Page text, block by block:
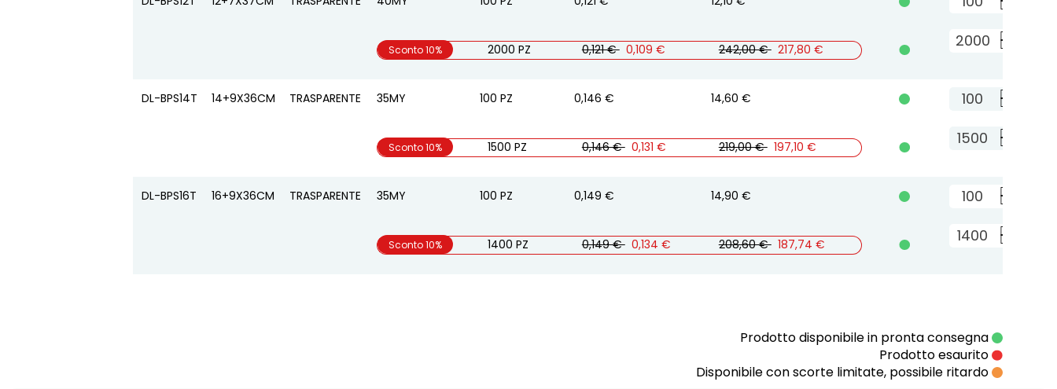
Sconto 10% 2000 PZ 0,121 € 0,109 € 242,00 € 217,80 €
DL-BPS14T 14+9X36CM TRASPARENTE 35MY 100 PZ 0,146 € 14,60 €
Sconto 10% 1500 PZ 0,146 € 0,131 € 219,00 € 197,10 €
DL-BPS16T 16+9X36CM TRASPARENTE 35MY 100 PZ 0,149 € 14,90 €
Sconto 10% 1400 PZ 0,149 € 0,134 € 208,60 € 187,74 €
Prodotto disponibile in pronta consegna
Prodotto esaurito
Disponibile con scorte limitate, possibile ritardo